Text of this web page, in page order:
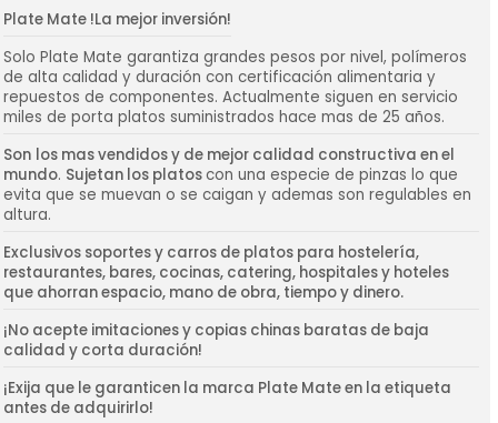
Plate Mate !La mejor inversión!
Solo Plate Mate garantiza grandes pesos por nivel, polímeros
de alta calidad y duración con certificación alimentaria y
repuestos de componentes. Actualmente siguen en servicio
miles de porta platos suministrados hace mas de 25 años.
Son los mas vendidos y de mejor calidad constructiva en el
mundo. Sujetan los platoscon una especie de pinzas lo que
evita que se muevan o se caigan y ademas son regulables en
altura.
Exclusivos soportes y carros de platos para hostelería,
restaurantes, bares, cocinas, catering, hospitales y hoteles
que ahorran espacio, mano de obra, tiempo y dinero.
¡No acepte imitaciones y copias chinas baratas de baja
calidad y corta duración!
¡Exija que le garanticen la marca Plate Mate en la etiqueta
antes de adquirirlo!